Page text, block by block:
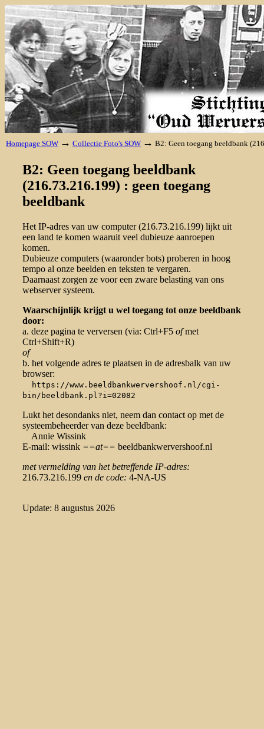
Homepage SOW → Collectie Foto's SOW → B2: Geen toegang beeldbank
B2: Geen toegang beeldbank
(216.73.216.199) : geen toegang
beeldbank
Het IP-adres van uw computer (216.73.216.199) lijkt uit
een land te komen waaruit veel dubieuze aanroepen
komen.
Dubieuze computers (waaronder bots) proberen in hoog
tempo al onze beelden en teksten te vergaren.
Daarnaast zorgen ze voor een zware belasting van ons
webserver systeem.
Waarschijnlijk krijgt u wel toegang tot onze beeldbank
door:
a. deze pagina te verversen (via: Ctrl+F5 ofmet
Ctrl+Shift+R)
of
b. het volgende adres te plaatsen in de adresbalk van uw
browser:
https://www.beeldbankwervershoof.nl/cgi-
bin/beeldbank.pl?i=02082
Lukt het desondanks niet, neem dan contact op met de
systeembeheerder van deze beeldbank:
Annie Wissink
E-mail: wissink ==at== beeldbankwervershoof.nl
met vermelding van het betreffende IP-adres:
216.73.216.199 en de code: 4-NA-US
Update: 8 augustus 2026